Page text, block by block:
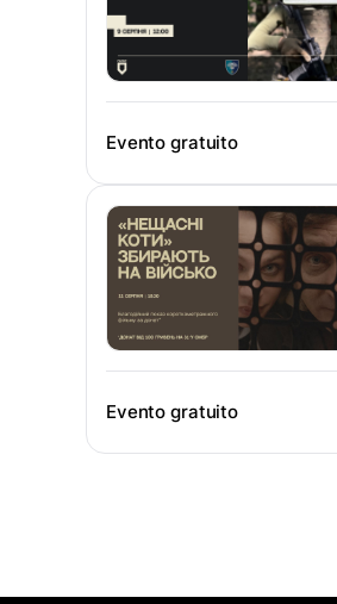
Evento gratuito
Evento gratuito